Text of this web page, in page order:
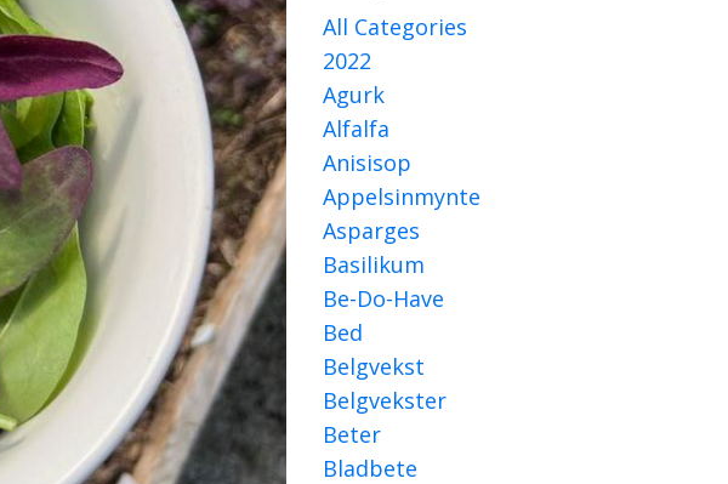
All Categories
2022
Agurk
Alfalfa
Anisisop
Appelsinmynte
Asparges
Basilikum
Be-Do-Have
Bed
Belgvekst
Belgvekster
Beter
Bladbete